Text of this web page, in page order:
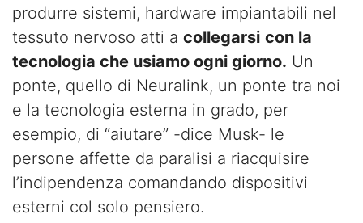
produrre sistemi, hardware impiantabili nel
tessuto nervoso atti a collegarsi con la
tecnologia che usiamo ogni giorno. Un
ponte, quello di Neuralink, un ponte tra noi
e la tecnologia esterna in grado, per
esempio, di “aiutare” -dice Musk- le
persone affette da paralisi a riacquisire
l’indipendenza comandando dispositivi
esterni col solo pensiero.